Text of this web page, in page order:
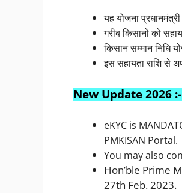
यह योजना प्रधानमंत्री
गरीब किसानों को
किसान सम्मान निधि
इस सहायता राशि से
New Update 2026 :-
eKYC is
PMKISAN Portal.
You may also
Hon’ble Prime
27th Feb. 2023.